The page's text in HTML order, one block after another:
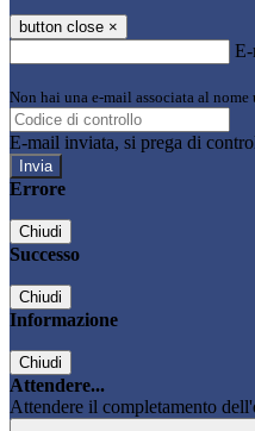
button close ×
Non hai una e-mail associata al
E-mail inviata, si prega di
Errore
Chiudi
Successo
Chiudi
Informazione
Chiudi
Attendere...
Attendere il completamento